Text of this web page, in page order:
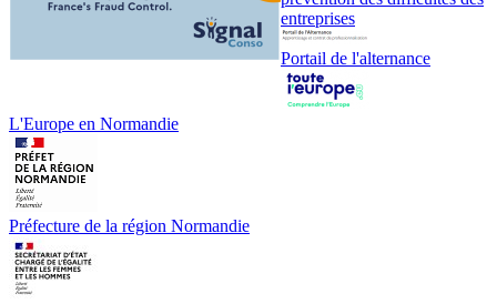
entreprises
Portail de l'alternance
L'Europe en Normandie
Préfecture de la région Normandie